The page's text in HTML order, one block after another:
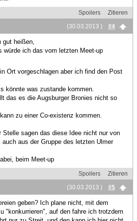
Spoilers
Zitieren
(30.03.2013 )
#4
gut heißen,
ich das vom letzten Meet-up
Ort vorgeschlagen aber ich find den Post
könnte was zustande kommen.
das es die Augsburger Bronies nicht so
zu einer Co-existenz kommen.
Stelle sagen das diese Idee nicht nur von
aus der Gruppe des letzten Ulmer
beim Meet-up
Spoilers
Zitieren
(30.03.2013 )
#5
geben? Ich plane nicht, mit dem
"konkurrieren", auf den fahre ich trotzdem